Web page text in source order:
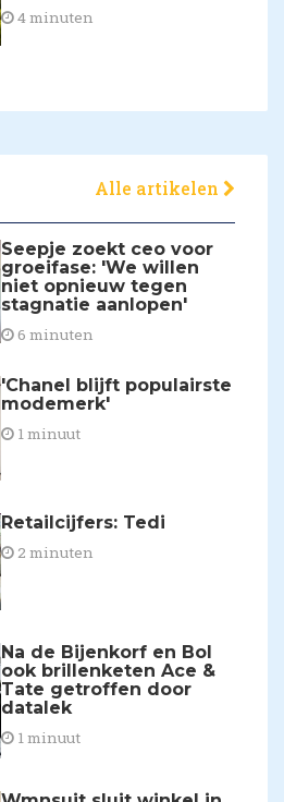
4 minuten
Alle artikelen
Seepje zoekt ceo voor
groeifase: 'We willen
niet opnieuw tegen
stagnatie aanlopen'
6 minuten
'Chanel blijft populairste
modemerk'
1 minuut
Retailcijfers: Tedi
2 minuten
Na de Bijenkorf en Bol
ook brillenketen Ace &
Tate getroffen door
datalek
1 minuut